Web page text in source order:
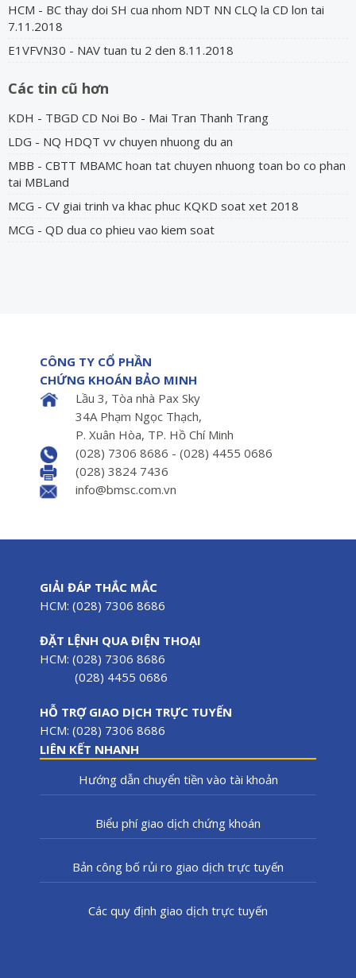
HCM - BC thay doi SH cua nhom NDT NN CLQ la CD lon tai
7.11.2018
E1VFVN30 - NAV tuan tu 2 den 8.11.2018
Các tin cũ hơn
KDH - TBGD CD Noi Bo - Mai Tran Thanh Trang
LDG - NQ HDQT vv chuyen nhuong du an
MBB - CBTT MBAMC hoan tat chuyen nhuong toan bo co phan
tai MBLand
MCG - CV giai trinh va khac phuc KQKD soat xet 2018
MCG - QD dua co phieu vao kiem soat
CÔNG TY CỔ PHẦN
CHỨNG KHOÁN BẢO MINH
Lầu 3, Tòa nhà Pax Sky
34A Phạm Ngọc Thạch,
P. Xuân Hòa, TP. Hồ Chí Minh
(028) 7306 8686 - (028) 4455 0686
(028) 3824 7436
info@bmsc.com.vn
GIẢI ĐÁP THẮC MẮC
HCM: (028) 7306 8686
ĐẶT LỆNH QUA ĐIỆN THOẠI
HCM: (028) 7306 8686
(028) 4455 0686
HỖ TRỢ GIAO DỊCH TRỰC TUYẾN
HCM: (028) 7306 8686
LIÊN KẾT NHANH
Hướng dẫn chuyển tiền vào tài khoản
Biểu phí giao dịch chứng khoán
Bản công bố rủi ro giao dịch trực tuyến
Các quy định giao dịch trực tuyến